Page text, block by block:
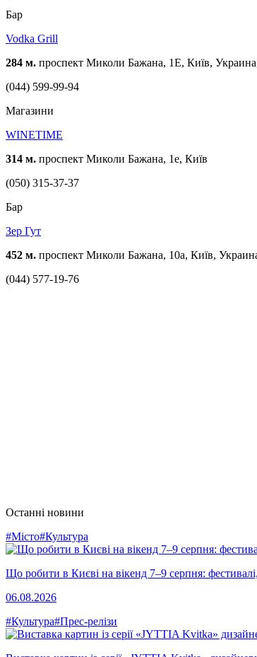
Бар
Vodka Grill
284 м. проспект Миколи Бажана, 1Е, Київ,
(044) 599-99-94
Магазини
WINETIME
314 м. проспект Миколи Бажана, 1е, Київ
(050) 315-37-37
Бар
Зер Гут
452 м. проспект Миколи Бажана, 10а, Київ,
(044) 577-19-76
Останні новини
#Місто#Культура
Що робити в Києві на вікенд 7–9 серпня:
06.08.2026
#Культура#Прес-релізи